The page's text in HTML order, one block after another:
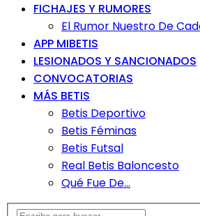
FICHAJES Y RUMORES
El Rumor Nuestro De
APP MIBETIS
LESIONADOS Y SANCIONADOS
CONVOCATORIAS
MÁS BETIS
Betis Deportivo
Betis Féminas
Betis Futsal
Real Betis Baloncesto
Qué Fue De…